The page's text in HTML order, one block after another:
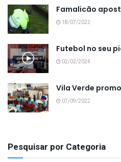
Famalicão
18/07/2022
Futebol no seu
02/02/2024
Vila Verde
07/09/2022
Pesquisar por Categoria